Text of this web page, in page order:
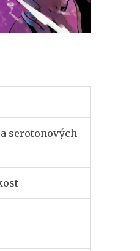
serotonových